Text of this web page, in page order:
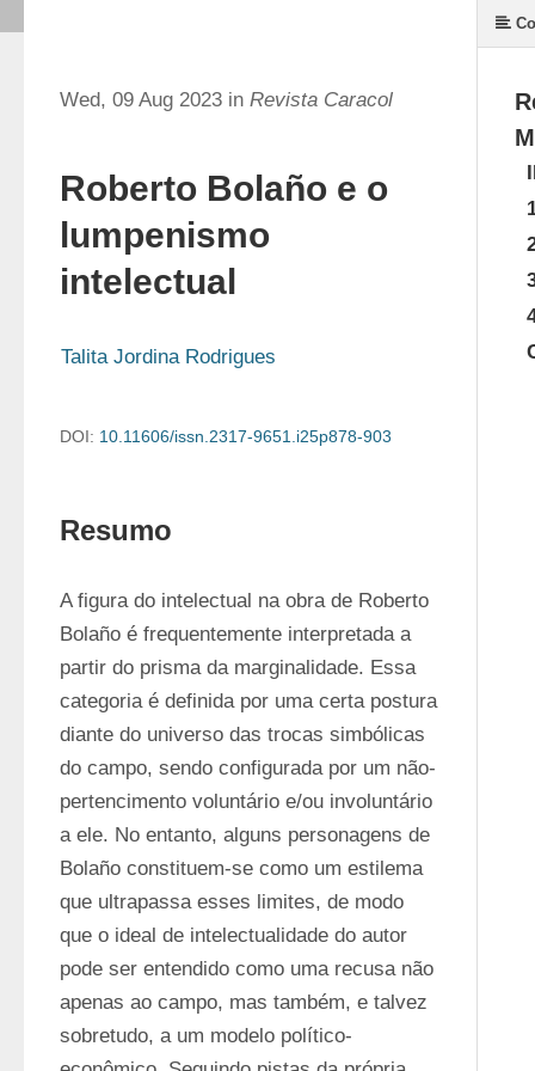
Wed, 09 Aug 2023 in Revista Caracol
Roberto Bolaño e o
lumpenismo
intelectual
Talita Jordina Rodrigues
DOI: 10.11606/issn.2317-9651.i25p878-903
Resumo
A figura do intelectual na obra de Roberto
Bolaño é frequentemente interpretada a
partir do prisma da marginalidade. Essa
categoria é definida por uma certa postura
diante do universo das trocas simbólicas
do campo, sendo configurada por um não-
pertencimento voluntário e/ou involuntário
a ele. No entanto, alguns personagens de
Bolaño constituem-se como um estilema
que ultrapassa esses limites, de modo
que o ideal de intelectualidade do autor
pode ser entendido como uma recusa não
apenas ao campo, mas também, e talvez
sobretudo, a um modelo político-